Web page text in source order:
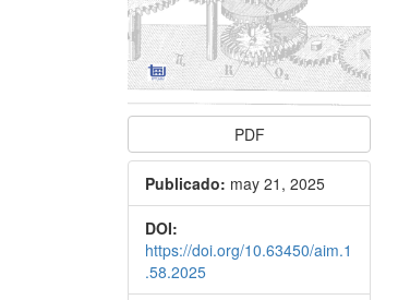
PDF
Publicado: may 21, 2025
DOI:
https://doi.org/10.63450/aim.1
.58.2025